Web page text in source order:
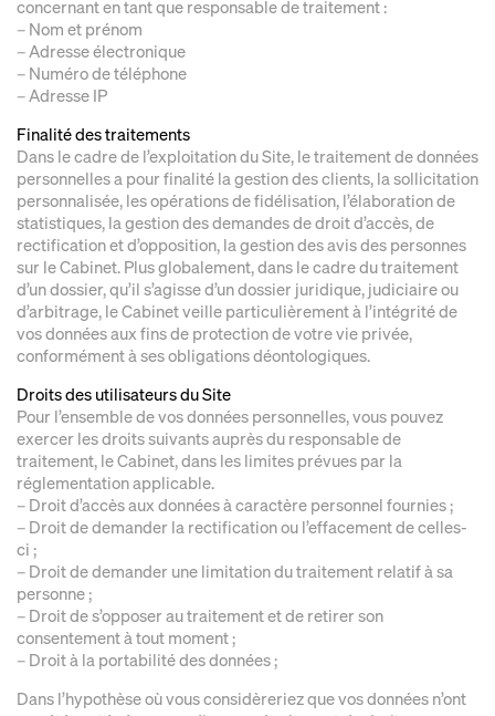
concernant en tant que responsable de traitement :
– Nom et prénom
– Adresse électronique
– Numéro de téléphone
– Adresse IP
Finalité des traitements
Dans le cadre de l’exploitation du Site, le traitement de données
personnelles a pour finalité la gestion des clients, la sollicitation
personnalisée, les opérations de fidélisation, l’élaboration de
statistiques, la gestion des demandes de droit d’accès, de
rectification et d’opposition, la gestion des avis des personnes
sur le Cabinet. Plus globalement, dans le cadre du traitement
d’un dossier, qu’il s’agisse d’un dossier juridique, judiciaire ou
d’arbitrage, le Cabinet veille particulièrement à l’intégrité de
vos données aux fins de protection de votre vie privée,
conformément à ses obligations déontologiques.
Droits des utilisateurs du Site
Pour l’ensemble de vos données personnelles, vous pouvez
exercer les droits suivants auprès du responsable de
traitement, le Cabinet, dans les limites prévues par la
réglementation applicable.
– Droit d’accès aux données à caractère personnel fournies ;
– Droit de demander la rectification ou l’effacement de celles-
ci ;
– Droit de demander une limitation du traitement relatif à sa
personne ;
– Droit de s’opposer au traitement et de retirer son
consentement à tout moment ;
– Droit à la portabilité des données ;
Dans l’hypothèse où vous considèreriez que vos données n’ont